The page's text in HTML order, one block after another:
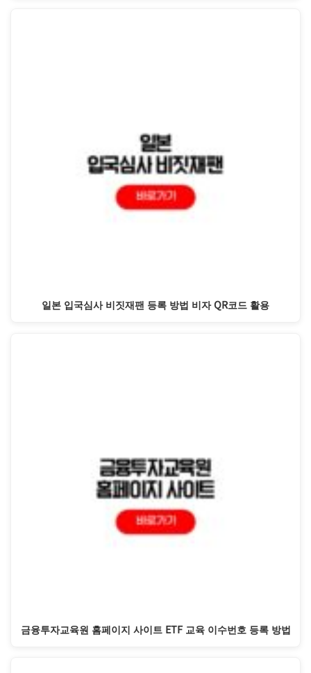
일본 입국심사 비짓재팬 등록 방법 비자 QR코드 활용
금융투자교육원 홈페이지 사이트 ETF 교육 이수번호 등록 방법